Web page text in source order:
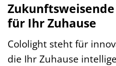
für Ihr Zuhause
Cololight steht für
die Ihr Zuhause